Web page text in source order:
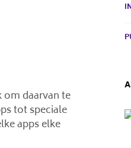
om daarvan te
tot speciale
apps elke